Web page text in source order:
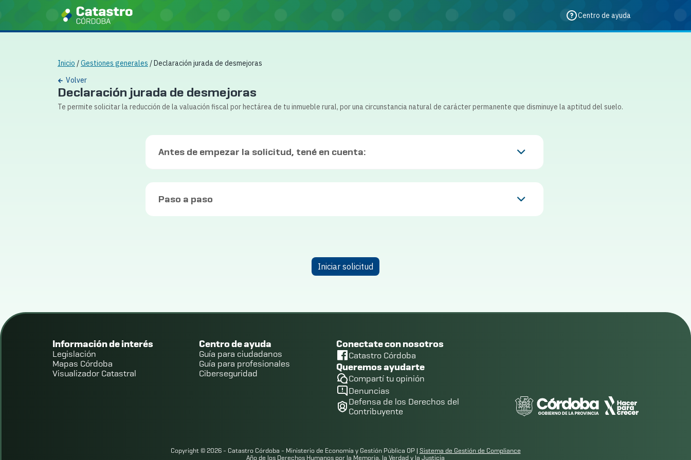
Centro de ayuda
Inicio /Gestiones generales / Declaración jurada de desmejoras​
Volver
Declaración jurada de desmejoras
Te permite solicitar la reducción de la valuación fiscal por hectárea de tu inmueble rural, por una circunstancia natural de carácter permanente que disminuye la aptitud del suelo.
Antes de empezar la solicitud, tené en cuenta:
Paso a paso
Iniciar solicitud